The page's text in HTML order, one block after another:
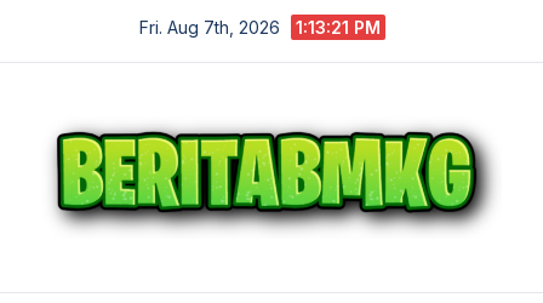
Fri. Aug 7th, 2026 1:13:22 PM